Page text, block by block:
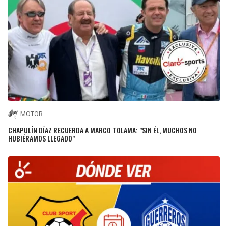
MOTOR
CHAPULÍN DÍAZ RECUERDA A MARCO TOLAMA: "SIN ÉL, MUCHOS NO
HUBIÉRAMOS LLEGADO"